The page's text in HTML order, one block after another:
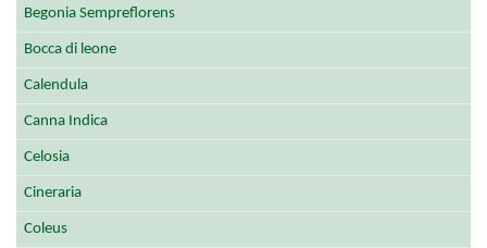
Begonia Sempreflorens
Bocca di leone
Calendula
Canna Indica
Celosia
Cineraria
Coleus